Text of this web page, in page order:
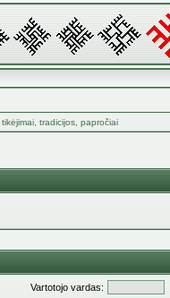
tikėjimai, tradicijos, papročiai
Vartotojo vardas: